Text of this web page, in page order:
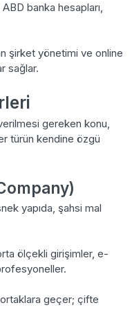
ABD banka hesapları,
şirket yönetimi ve online
sağlar.
gereken konu,
türün kendine özgü
yapıda, şahsi mal
ölçekli girişimler, e-
geçer; çifte